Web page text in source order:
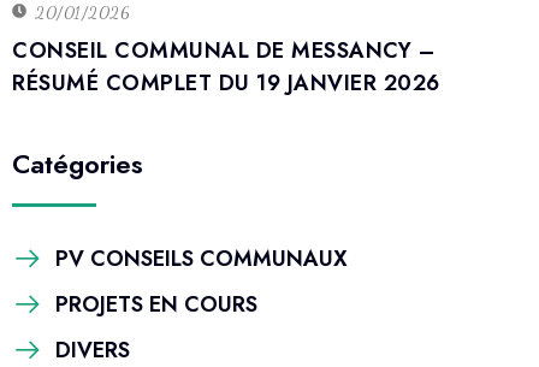
20/01/2026
CONSEIL COMMUNAL DE MESSANCY –
RÉSUMÉ COMPLET DU 19 JANVIER 2026
Catégories
PV CONSEILS COMMUNAUX
PROJETS EN COURS
DIVERS